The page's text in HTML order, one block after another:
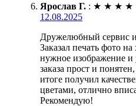
Ярослав Г. : ★ ★ ★ ★
12.08.2025
Дружелюбный сервис и
Заказал печать фото
нужное изображение и
заказа прост и
итоге получил
цветами, отлично
Рекомендую!